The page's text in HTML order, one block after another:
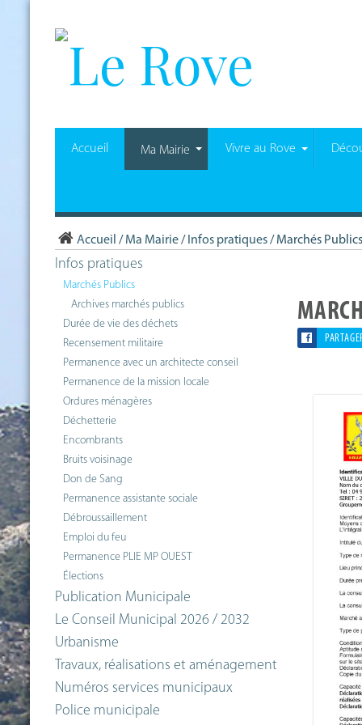
Accueil Ma Mairie Vivre au Rove
Accueil / Ma Mairie/ Infos pratiques/ Marchés Publics
Infos pratiques
Marchés Publics
Archives marchés publics
Durée de vie des déchets
Recensement militaire
Permanence avec un architecte conseil
Permanence de la mission locale
Ordures ménagères
Déchetterie
Encombrants
Bruits voisinage
Don de Sang
Permanence assistante sociale
Débroussaillement
Emploi du feu
Permanence PLIE MP OUEST
Élections
Publication Municipale
Le Conseil Municipal 2026 / 2032
Urbanisme
Travaux, réalisations et aménagement
Numéros services municipaux
Police municipale